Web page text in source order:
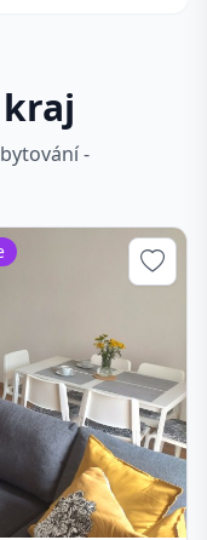
-